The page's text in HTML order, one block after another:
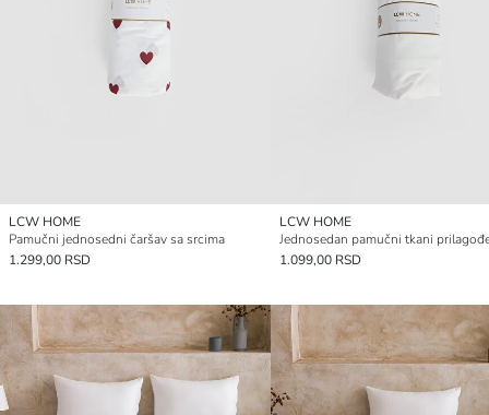
LCW HOME
Pamučni jednosedni čaršav sa srcima
1.299,00 RSD
LCW HOME
1.099,00 RSD